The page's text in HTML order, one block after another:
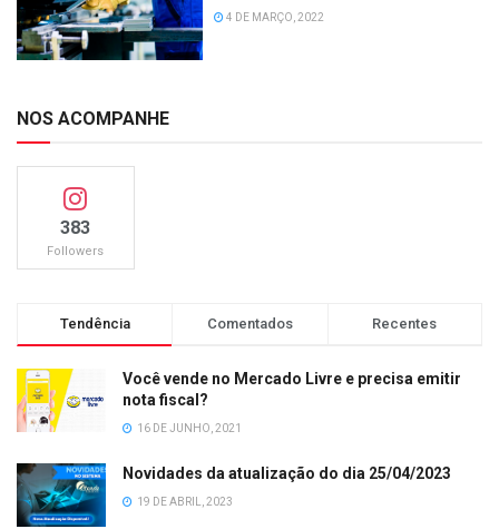
4 DE MARÇO, 2022
NOS ACOMPANHE
383
Followers
Tendência Comentados Recentes
Você vende no Mercado Livre e precisa emitir
nota fiscal?
16 DE JUNHO, 2021
Novidades da atualização do dia 25/04/2023
19 DE ABRIL, 2023